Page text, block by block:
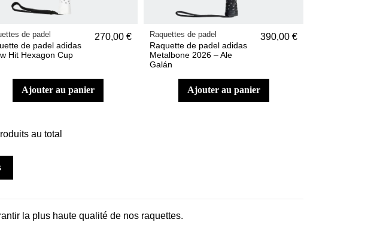
de padel
de padel adidas
Hit Hexagon Cup
270,00 €
ajouter au panier
Raquettes de padel
Raquette de padel adidas
Metalbone 2026 – Ale
Galán
390,00 €
ajouter au panier
au total
la plus haute qualité de nos raquettes.